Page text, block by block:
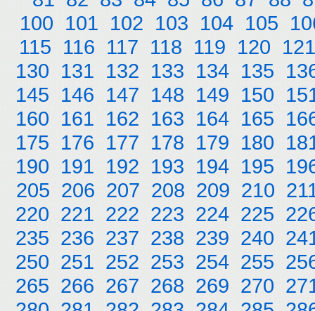
100 101 102 103 104 105
115 116 117 118 119 120 121
130 131 132 133 134 135
145 146 147 148 149 150
160 161 162 163 164 165
175 176 177 178 179 180
190 191 192 193 194 195
205 206 207 208 209 210
220 221 222 223 224 225
235 236 237 238 239 240
250 251 252 253 254 255
265 266 267 268 269 270